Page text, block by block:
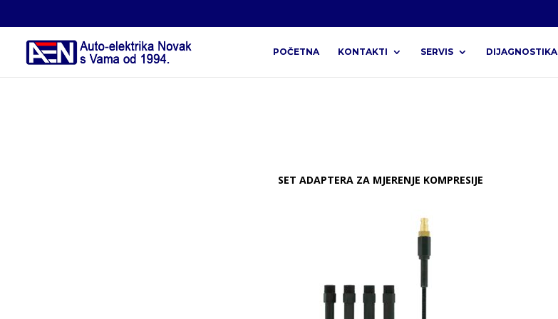
POČETNA KONTAKTI SERVIS DIJAGNOSTIKA
SET ADAPTERA ZA MJERENJE KOMPRESIJE